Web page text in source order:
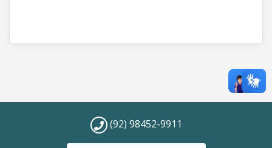
(92) 98452-9911